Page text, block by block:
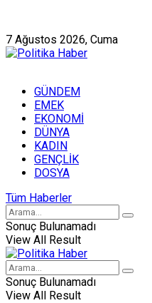
7 Ağustos 2026, Cuma
GÜNDEM
EMEK
EKONOMİ
DÜNYA
KADIN
GENÇLİK
DOSYA
Tüm Haberler
Sonuç Bulunamadı
View All Result
Sonuç Bulunamadı
View All Result